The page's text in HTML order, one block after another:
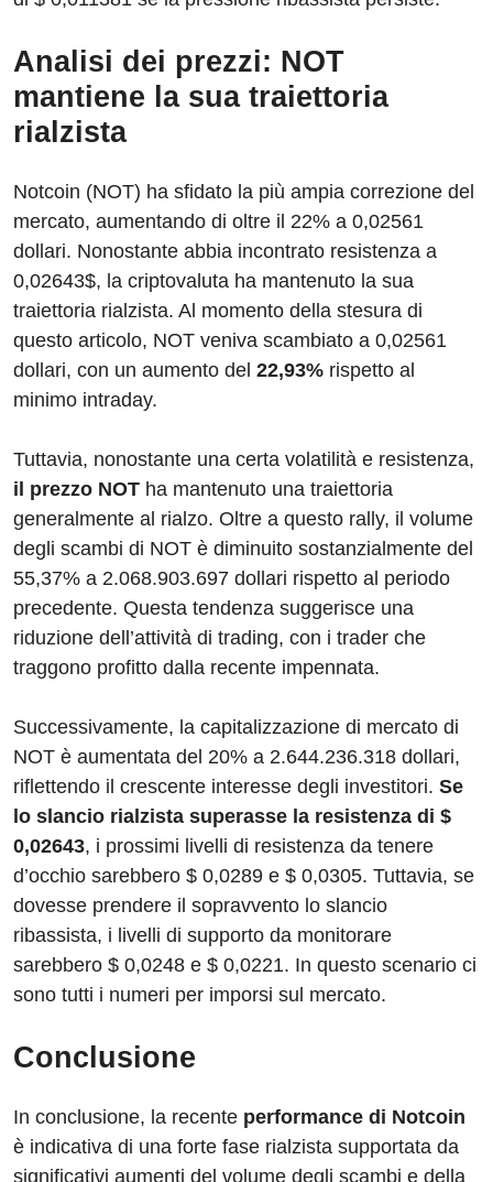
Analisi dei prezzi: NOT
mantiene la sua traiettoria
rialzista
Notcoin (NOT) ha sfidato la più ampia correzione del
mercato, aumentando di oltre il 22% a 0,02561
dollari. Nonostante abbia incontrato resistenza a
0,02643$, la criptovaluta ha mantenuto la sua
traiettoria rialzista. Al momento della stesura di
questo articolo, NOT veniva scambiato a 0,02561
dollari, con un aumento del 22,93% rispetto al
minimo intraday.
Tuttavia, nonostante una certa volatilità e resistenza,
il prezzo NOT ha mantenuto una traiettoria
generalmente al rialzo. Oltre a questo rally, il volume
degli scambi di NOT è diminuito sostanzialmente del
55,37% a 2.068.903.697 dollari rispetto al periodo
precedente. Questa tendenza suggerisce una
riduzione dell’attività di trading, con i trader che
traggono profitto dalla recente impennata.
Successivamente, la capitalizzazione di mercato di
NOT è aumentata del 20% a 2.644.236.318 dollari,
riflettendo il crescente interesse degli investitori. Se
lo slancio rialzista superasse la resistenza di $
0,02643, i prossimi livelli di resistenza da tenere
d’occhio sarebbero $ 0,0289 e $ 0,0305. Tuttavia, se
dovesse prendere il sopravvento lo slancio
ribassista, i livelli di supporto da monitorare
sarebbero $ 0,0248 e $ 0,0221. In questo scenario ci
sono tutti i numeri per imporsi sul mercato.
Conclusione
In conclusione, la recente performance di Notcoin
è indicativa di una forte fase rialzista supportata da
significativi aumenti del volume degli scambi e della